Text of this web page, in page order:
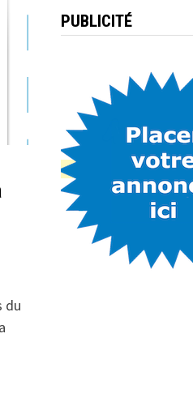
du
PUBLICITÉ